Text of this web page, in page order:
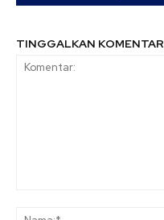
TINGGALKAN KOMENTAR